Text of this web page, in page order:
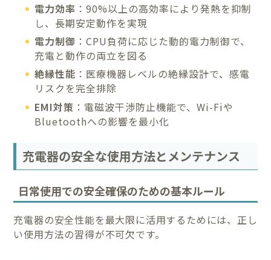
電力効率 ：90%以上の高効率により発熱を抑制
し、長期安定動作を実現
電力制御 ：CPU負荷に応じた動的電力制御で、
充電と動作の両立を図る
絶縁性能 ：医療機器レベルの絶縁設計で、感電
リスクを完全排除
EMI対策 ：電磁波干渉防止機能で、Wi-Fiや
Bluetoothへの影響を最小化
充電器の安全な使用方法とメンテナンス
日常使用での安全確保のための基本ルール
充電器の安全性能を最大限に活用するためには、正し
い使用方法の習得が不可欠です。